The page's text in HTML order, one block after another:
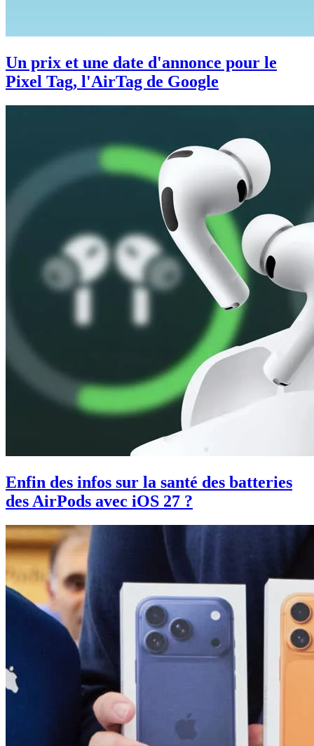
Un prix et une date d'annonce pour le
Pixel Tag, l'AirTag de Google
Enfin des infos sur la santé des batteries
des AirPods avec iOS 27 ?